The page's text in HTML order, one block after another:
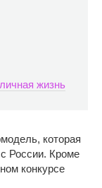
жизнь
которая
России. Кроме
конкурсе